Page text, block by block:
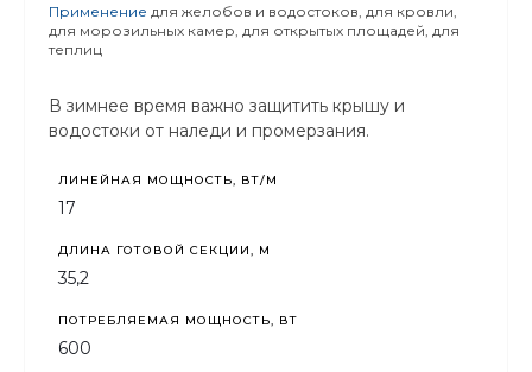
Применение для желобов и водостоков, для кровли,
для морозильных камер, для открытых площадей, для
теплиц
В зимнее время важно защитить крышу и
водостоки от наледи и промерзания.
ЛИНЕЙНАЯ МОЩНОСТЬ, ВТ/М
17
ДЛИНА ГОТОВОЙ СЕКЦИИ, М
35,2
ПОТРЕБЛЯЕМАЯ МОЩНОСТЬ, ВТ
600